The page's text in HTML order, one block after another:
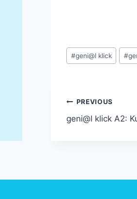
Post
Tags:
#geni@l klick #
Post
navigation
PREVIOUS
geni@l klick A2: